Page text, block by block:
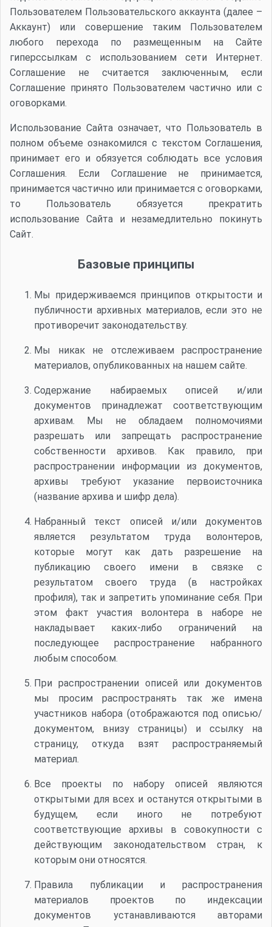
Пользователем Пользовательского аккаунта (далее –
Аккаунт) или совершение таким Пользователем
любого перехода по размещенным на Сайте
гиперссылкам с использованием сети Интернет.
Соглашение не считается заключенным, если
Соглашение принято Пользователем частично или с
оговорками.
Использование Сайта означает, что Пользователь в
полном объеме ознакомился с текстом Соглашения,
принимает его и обязуется соблюдать все условия
Соглашения. Если Соглашение не принимается,
принимается частично или принимается с оговорками,
то Пользователь обязуется прекратить
использование Сайта и незамедлительно покинуть
Сайт.
Базовые принципы
Мы придерживаемся принципов открытости и
публичности архивных материалов, если это не
противоречит законодательству.
Мы никак не отслеживаем распространение
материалов, опубликованных на нашем сайте.
Содержание набираемых описей и/или
документов принадлежат соответствующим
архивам. Мы не обладаем полномочиями
разрешать или запрещать распространение
собственности архивов. Как правило, при
распространении информации из документов,
архивы требуют указание первоисточника
(название архива и шифр дела).
Набранный текст описей и/или документов
является результатом труда волонтеров,
которые могут как дать разрешение на
публикацию своего имени в связке с
результатом своего труда (в настройках
профиля), так и запретить упоминание себя. При
этом факт участия волонтера в наборе не
накладывает каких-либо ограничений на
последующее распространение набранного
любым способом.
При распространении описей или документов
мы просим распространять так же имена
участников набора (отображаются под описью/
документом, внизу страницы) и ссылку на
страницу, откуда взят распространяемый
материал.
Все проекты по набору описей являются
открытыми для всех и останутся открытыми в
будущем, если иного не потребуют
соответствующие архивы в совокупности с
действующим законодательством стран, к
которым они относятся.
Правила публикации и распространения
материалов проектов по индексации
документов устанавливаются авторами